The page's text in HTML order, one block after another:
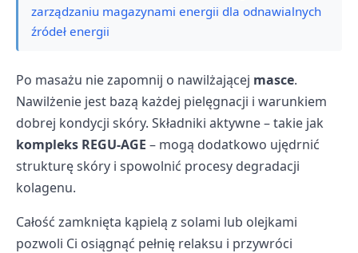
zarządzaniu magazynami energii dla odnawialnych
źródeł energii
Po masażu nie zapomnij o nawilżającej masce.
Nawilżenie jest bazą każdej pielęgnacji i warunkiem
dobrej kondycji skóry. Składniki aktywne – takie jak
kompleks REGU-AGE – mogą dodatkowo ujędrnić
strukturę skóry i spowolnić procesy degradacji
kolagenu.
Całość zamknięta kąpielą z solami lub olejkami
pozwoli Ci osiągnąć pełnię relaksu i przywróci